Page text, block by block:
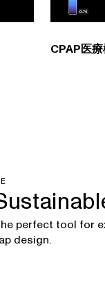
CPAP医
perfect tool for
design.